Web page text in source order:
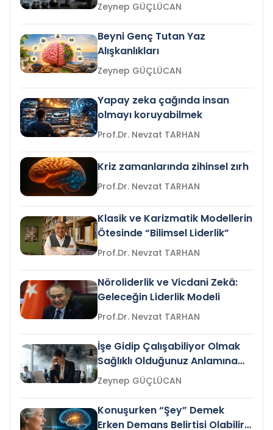
Zeynep GÜÇLÜCAN
Beyni Genç Tutan Yaz
Alışkanlıkları
Zeynep GÜÇLÜCAN
Yapay zeka çağında insan
olmayı koruyabilmek
Prof.Dr. Nevzat TARHAN
Kriz zamanlarında zihinsel zırh
Prof.Dr. Nevzat TARHAN
Klasik ve Karizmatik Modellerin
Ötesinde “Bilimsel Liderlik”
Prof.Dr. Nevzat TARHAN
Nöroliderlik ve Vicdani Zekâ:
Geleceğin Liderlik Modeli
Prof.Dr. Nevzat TARHAN
İşe Gidip Çalışabiliyor Olmak
Sağlıklı Olduğunuz Anlamına
Gelir mi?Zeynep GÜÇLÜCAN
Konuşurken “Şey” Demek
Erken Demans Belirtisi Olabilir